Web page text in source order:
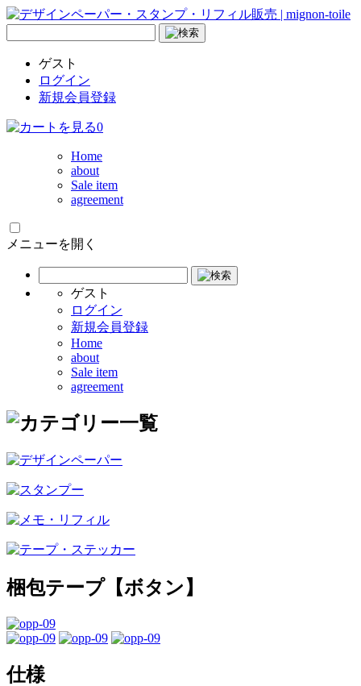
ゲスト
ログイン
新規会員登録
0
Home
about
Sale item
agreement
メニューを開く
ゲスト
ログイン
新規会員登録
Home
about
Sale item
agreement
梱包テープ【ボタン】
仕様